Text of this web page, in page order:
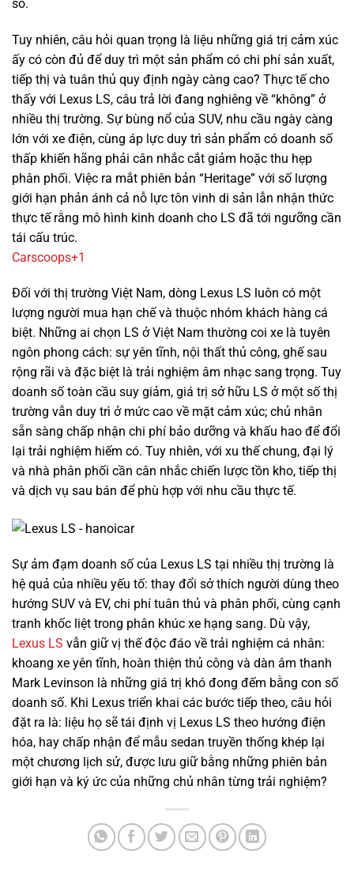
số.
Tuy nhiên, câu hỏi quan trọng là liệu những giá trị cảm xúc
ấy có còn đủ để duy trì một sản phẩm có chi phí sản xuất,
tiếp thị và tuân thủ quy định ngày càng cao? Thực tế cho
thấy với Lexus LS, câu trả lời đang nghiêng về “không” ở
nhiều thị trường. Sự bùng nổ của SUV, nhu cầu ngày càng
lớn với xe điện, cùng áp lực duy trì sản phẩm có doanh số
thấp khiến hãng phải cân nhắc cắt giảm hoặc thu hẹp
phân phối. Việc ra mắt phiên bản “Heritage” với số lượng
giới hạn phản ánh cả nỗ lực tôn vinh di sản lẫn nhận thức
thực tế rằng mô hình kinh doanh cho LS đã tới ngưỡng cần
tái cấu trúc.
Carscoops+1
Đối với thị trường Việt Nam, dòng Lexus LS luôn có một
lượng người mua hạn chế và thuộc nhóm khách hàng cá
biệt. Những ai chọn LS ở Việt Nam thường coi xe là tuyên
ngôn phong cách: sự yên tĩnh, nội thất thủ công, ghế sau
rộng rãi và đặc biệt là trải nghiệm âm nhạc sang trọng. Tuy
doanh số toàn cầu suy giảm, giá trị sở hữu LS ở một số thị
trường vẫn duy trì ở mức cao về mặt cảm xúc; chủ nhân
sẵn sàng chấp nhận chi phí bảo dưỡng và khấu hao để đổi
lại trải nghiệm hiếm có. Tuy nhiên, với xu thế chung, đại lý
và nhà phân phối cần cân nhắc chiến lược tồn kho, tiếp thị
và dịch vụ sau bán để phù hợp với nhu cầu thực tế.
Sự ảm đạm doanh số của Lexus LS tại nhiều thị trường là
hệ quả của nhiều yếu tố: thay đổi sở thích người dùng theo
hướng SUV và EV, chi phí tuân thủ và phân phối, cùng cạnh
tranh khốc liệt trong phân khúc xe hạng sang. Dù vậy,
Lexus LS vẫn giữ vị thế độc đáo về trải nghiệm cá nhân:
khoang xe yên tĩnh, hoàn thiện thủ công và dàn âm thanh
Mark Levinson là những giá trị khó đong đếm bằng con số
doanh số. Khi Lexus triển khai các bước tiếp theo, câu hỏi
đặt ra là: liệu họ sẽ tái định vị Lexus LS theo hướng điện
hóa, hay chấp nhận để mẫu sedan truyền thống khép lại
một chương lịch sử, được lưu giữ bằng những phiên bản
giới hạn và ký ức của những chủ nhân từng trải nghiệm?
2 tỷ 790 triệu
Lexus NX300 2021
1 tỷ 920 triệu
55000km
Mercedes Benz C200 2018